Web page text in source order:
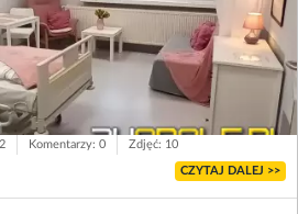
Komentarzy: 0 Zdjęć: 10
CZYTAJ DALEJ >>